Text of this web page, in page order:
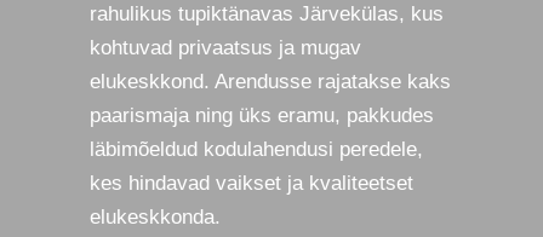
rahulikus tupiktänavas Järvekülas, kus
kohtuvad privaatsus ja mugav
elukeskkond. Arendusse rajatakse kaks
paarismaja ning üks eramu, pakkudes
läbimõeldud kodulahendusi peredele,
kes hindavad vaikset ja kvaliteetset
elukeskkonda.